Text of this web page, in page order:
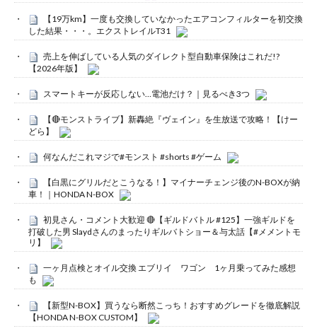
【19万km】一度も交換していなかったエアコンフィルターを初交換
した結果・・・。エクストレイルT31
売上を伸ばしている人気のダイレクト型自動車保険はこれだ!?
【2026年版】
スマートキーが反応しない…電池だけ？｜見るべき3つ
【🔴モンストライブ】新轟絶『ヴェイン』を生放送で攻略！【けー
どら】
何なんだこれマジで#モンスト #shorts #ゲーム
【白黒にグリルだとこうなる！】マイナーチェンジ後のN-BOXが納
車！｜HONDA N-BOX
初見さん・コメント大歓迎 🔴【ギルドバトル #125】一強ギルドを
打破した男 Slaydさんのまったりギルバトショー＆与太話【#メメントモ
リ】
一ヶ月点検とオイル交換 エブリイ ワゴン 1ヶ月乗ってみた感想
も
【新型N-BOX】買うなら断然こっち！おすすめグレードを徹底解説
【HONDA N-BOX CUSTOM】